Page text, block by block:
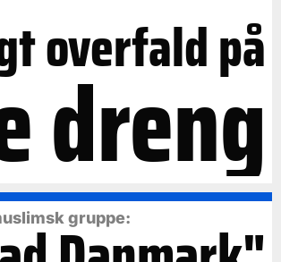
overfald på
dreng
gruppe: